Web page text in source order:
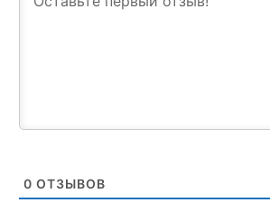
0 ОТЗЫВОВ